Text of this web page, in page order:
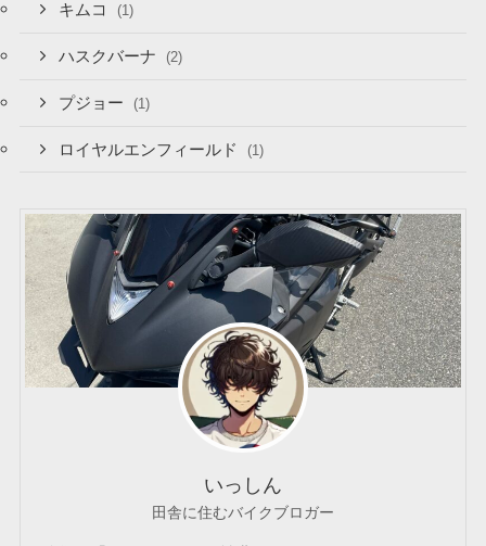
キムコ (1)
ハスクバーナ (2)
プジョー (1)
ロイヤルエンフィールド (1)
いっしん
田舎に住むバイクブロガー